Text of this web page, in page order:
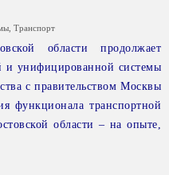
Транспорт
области продолжает
и унифицированной системы
с правительством Москвы
функционала транспортной
области – на опыте,